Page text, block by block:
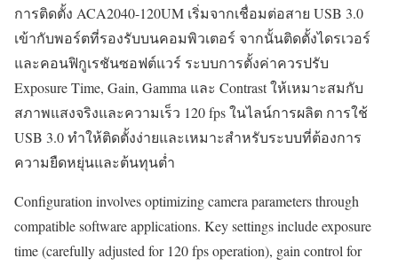
การติดตั้ง ACA2040-120UM เริ่มจากเชื่อมต่อสาย USB 3.0
เข้ากับพอร์ตที่รองรับบนคอมพิวเตอร์ จากนั้นติดตั้งไดรเวอร์
และคอนฟิกูเรชันซอฟต์แวร์ ระบบการตั้งค่าควรปรับ
Exposure Time, Gain, Gamma และ Contrast ให้เหมาะสมกับ
สภาพแสงจริงและความเร็ว 120 fps ในไลน์การผลิต การใช้
USB 3.0 ทำให้ติดตั้งง่ายและเหมาะสำหรับระบบที่ต้องการ
ความยืดหยุ่นและต้นทุนต่ำ
Configuration involves optimizing camera parameters through
compatible software applications. Key settings include exposure
time (carefully adjusted for 120 fps operation), gain control for